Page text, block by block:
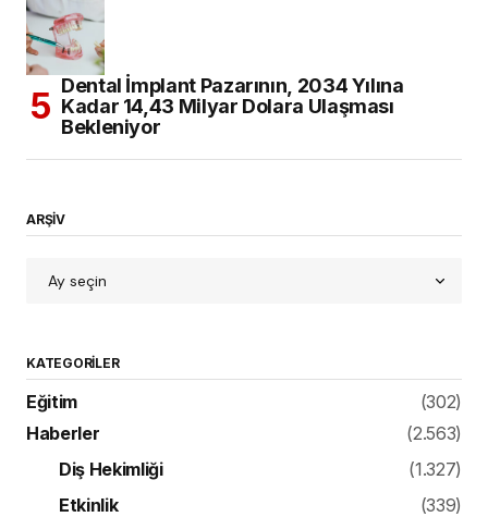
Dental İmplant Pazarının, 2034 Yılına
Kadar 14,43 Milyar Dolara Ulaşması
Bekleniyor
ARŞİV
KATEGORILER
Eğitim
(302)
Haberler
(2.563)
Diş Hekimliği
(1.327)
Etkinlik
(339)